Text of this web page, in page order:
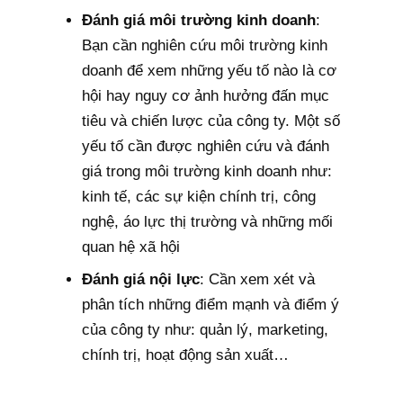
Đánh giá môi trường kinh doanh:
Bạn cần nghiên cứu môi trường kinh
doanh để xem những yếu tố nào là cơ
hội hay nguy cơ ảnh hưởng đấn mục
tiêu và chiến lược của công ty. Một số
yếu tố cần được nghiên cứu và đánh
giá trong môi trường kinh doanh như:
kinh tế, các sự kiện chính trị, công
nghệ, áo lực thị trường và những mối
quan hệ xã hội
Đánh giá nội lực: Cần xem xét và
phân tích những điểm mạnh và điểm ý
của công ty như: quản lý, marketing,
chính trị, hoạt động sản xuất…